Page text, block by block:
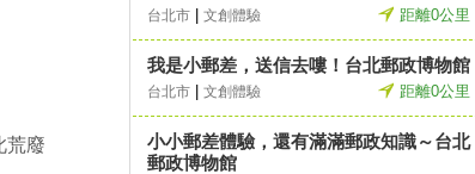
荒廢
台北市 文創體驗 距離0公里
我是小郵差，送信去嘍！台北郵政博物館
台北市 文創體驗 距離0公里
小小郵差體驗，還有滿滿郵政知識～台北
郵政博物館